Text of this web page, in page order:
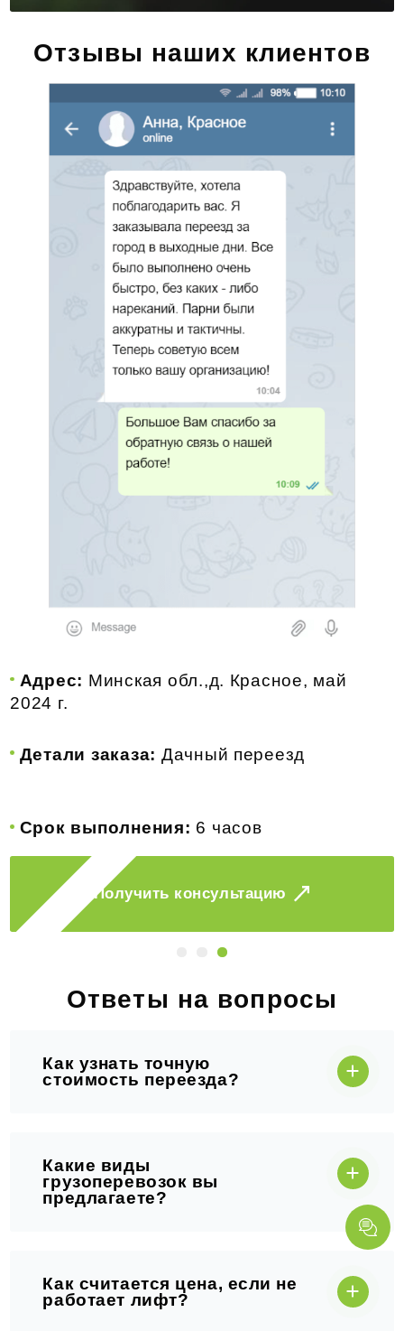
Отзывы наших клиентов
Адрес: г. Минск , август 2022 г.
Детали заказа: Квартирный переезд
Срок выполнения: 5 часов
Получить консультацию
Ответы на вопросы
Как узнать точную
стоимость переезда?
Какие виды
грузоперевозок вы
предлагаете?
Как считается цена, если не
работает лифт?